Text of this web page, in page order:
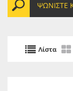
ΨΩΝΊΣΤΕ
Λίστα